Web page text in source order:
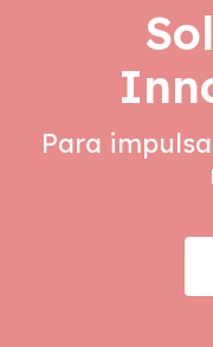
Para